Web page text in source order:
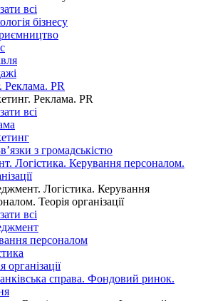
всі
бізнесу
Реклама. PR
Реклама. PR
всі
з громадськістю
Логістика. Керування персоналом.
Логістика. Керування
Теорія організації
всі
персоналом
організації
справа. Фондовий ринок.